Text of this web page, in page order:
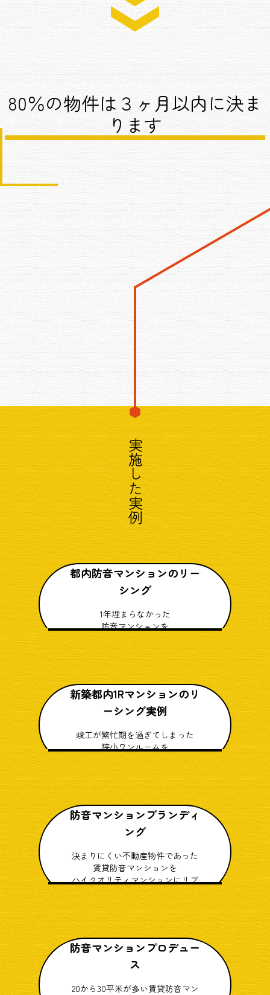
80％の物件は３ヶ月以内に決ま
ります
実施した実例
都内防音マンションのリー
シング
1年埋まらなかった
防音マンションを
家賃を上げて2ヶ月で満室に
新築都内1Rマンションのリ
ーシング実例
竣工が繁忙期を過ぎてしまった
狭小ワンルームを
3ヶ月で満室に
防音マンションブランディ
ング
決まりにくい不動産物件であった
賃貸防音マンションを
ハイクオリティマンションにリプ
レース
防音マンションプロデュー
ス
20から30平米が多い賃貸防音マン